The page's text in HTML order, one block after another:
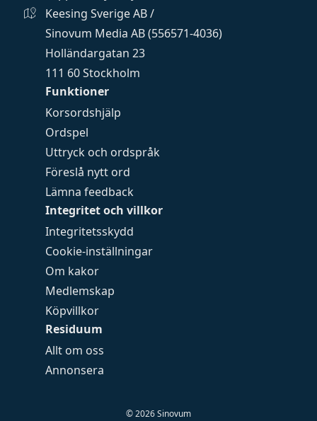
Funktioner
Korsordshjälp
Ordspel
Uttryck och ordspråk
Föreslå nytt ord
Lämna feedback
Integritet och villkor
Integritetsskydd
Cookie-inställningar
Om kakor
Medlemskap
Köpvillkor
Residuum
Allt om oss
Annonsera
Keesing Sverige AB /
Sinovum Media AB (556571-4036)
Holländargatan 23
111 60 Stockholm
©2026Sinovum